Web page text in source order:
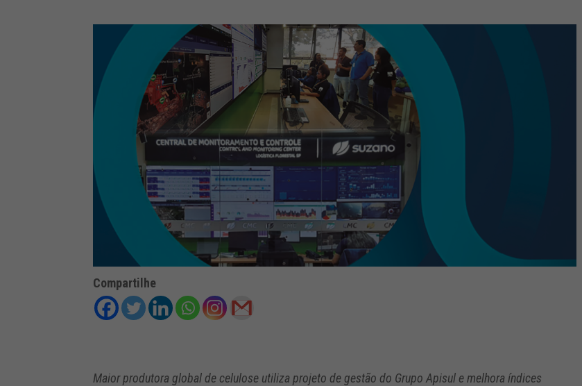
Compartilhe
Maior produtora global de celulose utiliza projeto de gestão do Grupo Apisul e melhora índices